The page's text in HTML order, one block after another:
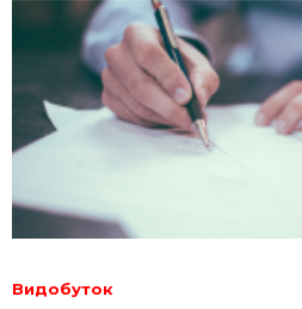
Видобуток